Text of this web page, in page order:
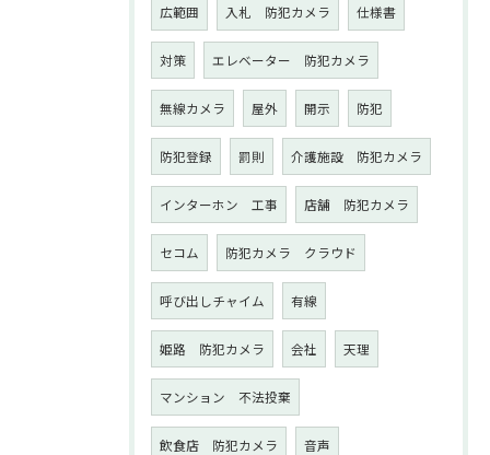
広範囲 入札 防犯カメラ 仕様書
対策 エレベーター 防犯カメラ
無線カメラ 屋外 開示 防犯
防犯登録 罰則 介護施設 防犯カメラ
インターホン 工事 店舗 防犯カメラ
セコム 防犯カメラ クラウド
呼び出しチャイム 有線
姫路 防犯カメラ 会社 天理
マンション 不法投棄
飲食店 防犯カメラ 音声